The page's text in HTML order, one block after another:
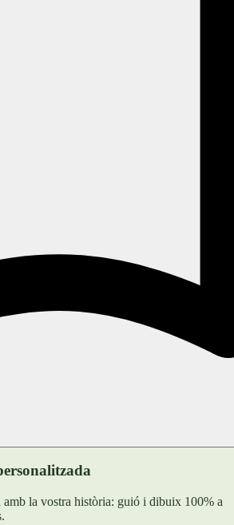
la vostra història: guió i dibuix 100% a